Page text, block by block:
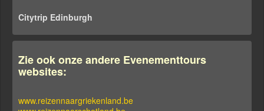
Citytrip Edinburgh
Zie ook onze andere Evenementtours
websites:
www.reizennaargriekenland.be